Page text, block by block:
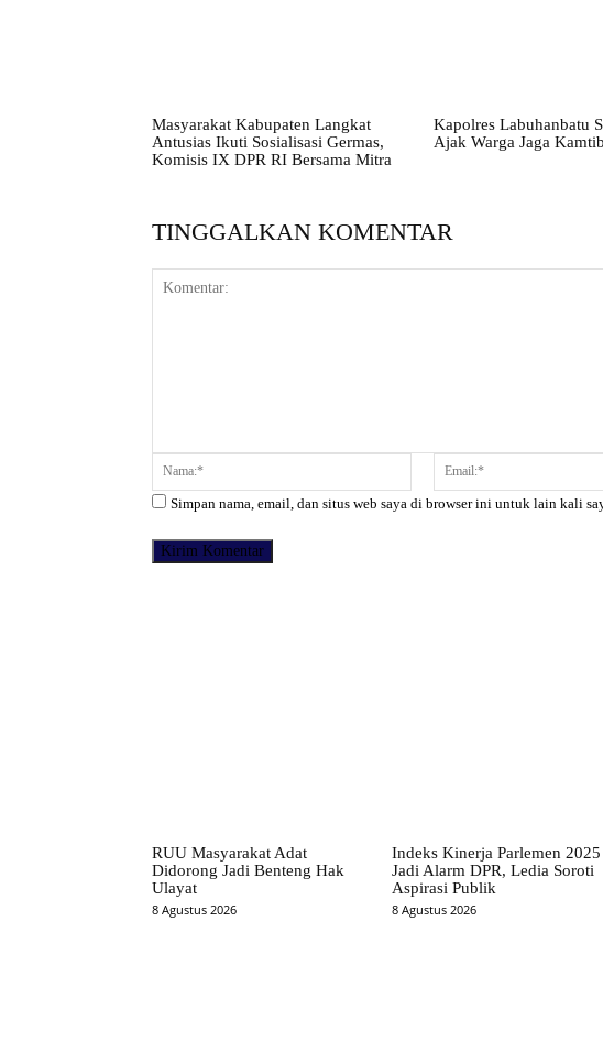
Masyarakat Kabupaten Langkat
Antusias Ikuti Sosialisasi Germas,
Komisis IX DPR RI Bersama Mitra
Kapolres Labuhanbatu
Ajak Warga Jaga
TINGGALKAN KOMENTAR
Komentar: Nama:*
Simpan nama, email, dan situs web saya di browser ini untuk lain kali
RUU Masyarakat Adat
Didorong Jadi Benteng Hak
Ulayat
8 Agustus 2026
Indeks Kinerja Parlemen 2025
Jadi Alarm DPR, Ledia Soroti
Aspirasi Publik
8 Agustus 2026